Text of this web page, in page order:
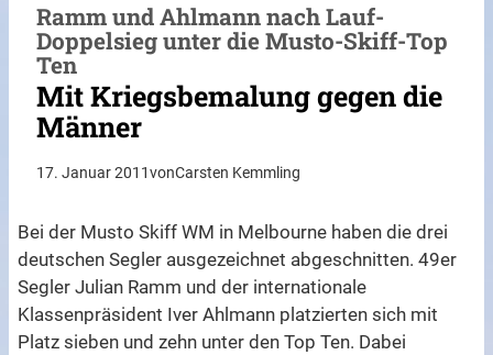
Ramm und Ahlmann nach Lauf-
Doppelsieg unter die Musto-Skiff-Top
Ten
Mit Kriegsbemalung gegen die
Männer
17. Januar 2011vonCarsten Kemmling
Bei der Musto Skiff WM in Melbourne haben die drei
deutschen Segler ausgezeichnet abgeschnitten. 49er
Segler Julian Ramm und der internationale
Klassenpräsident Iver Ahlmann platzierten sich mit
Platz sieben und zehn unter den Top Ten. Dabei